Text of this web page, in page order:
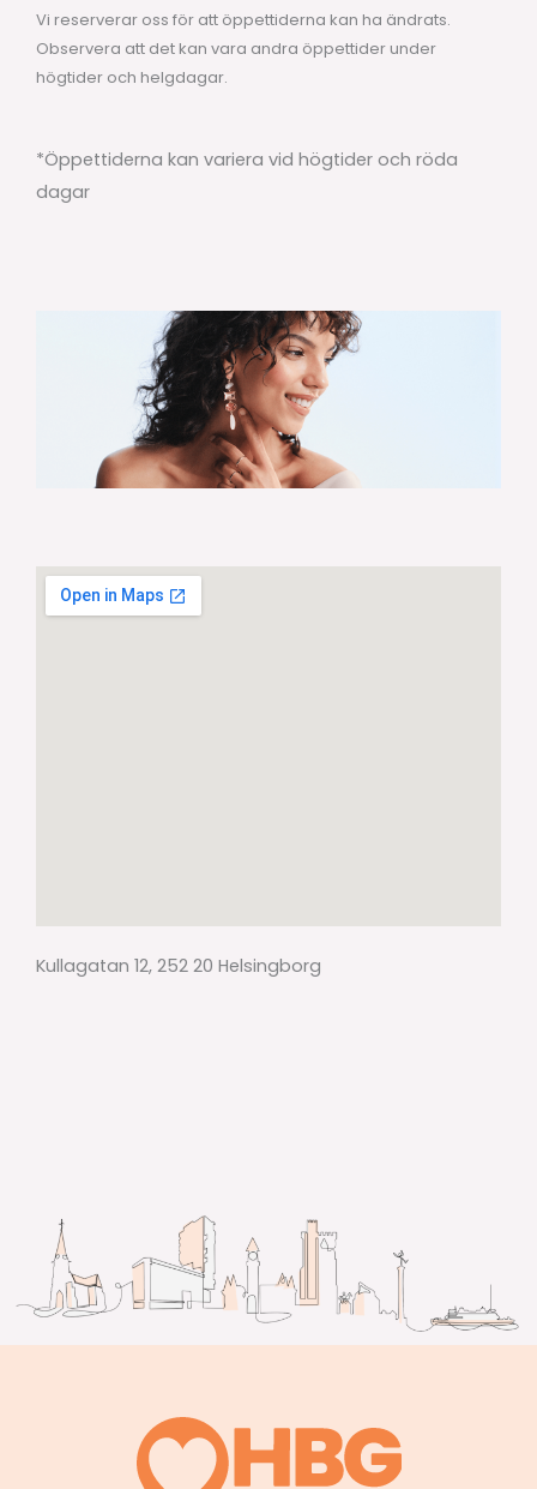
Vi reserverar oss för att öppettiderna kan ha ändrats.
Observera att det kan vara andra öppettider under
högtider och helgdagar.
*Öppettiderna kan variera vid högtider och röda
dagar
Kullagatan 12, 252 20 Helsingborg